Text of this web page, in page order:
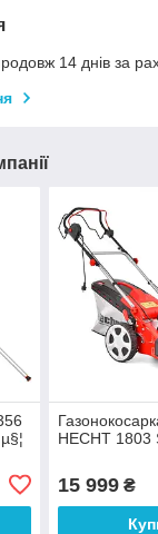
14 днів за
HECHT 1803
15 999₴